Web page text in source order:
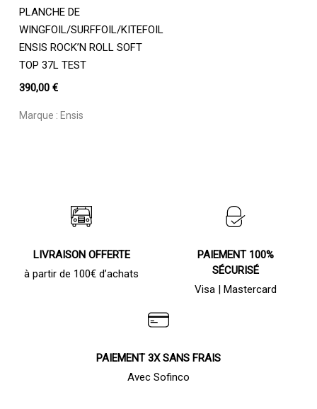
PLANCHE DE
WINGFOIL/SURFFOIL/KITEFOIL
ENSIS ROCK’N ROLL SOFT
TOP 37L TEST
390,00 €
Marque : Ensis
LIVRAISON OFFERTE
à partir de 100€ d’achats
PAIEMENT 100%
SÉCURISÉ
Visa | Mastercard
PAIEMENT 3X SANS FRAIS
Avec Sofinco